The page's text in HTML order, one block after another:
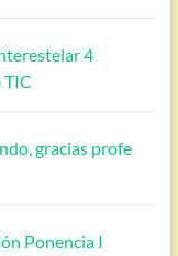
4
TIC
gracias profe
Ponencia I